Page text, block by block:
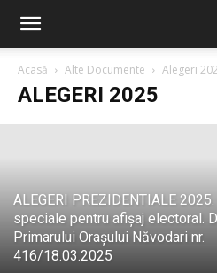
Acasă Alte Documente Alegeri
ALEGERI 2025
ALEGERI
Delimitările secțiilor
orașul Năvodari
PrimariaNavodari - 16 mai, 2025
ALEGERI PREZIDENTIALE
speciale pentru afișaj electoral.
Primarului Orașului Năvodari nr.
416/18.03.2025